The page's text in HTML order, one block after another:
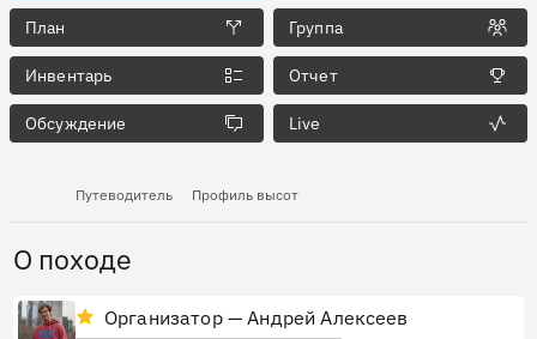
План Группа
Инвентарь Отчет
Обсуждение Live
Путеводитель Профиль высот
О походе
Организатор — Андрей Алексеев